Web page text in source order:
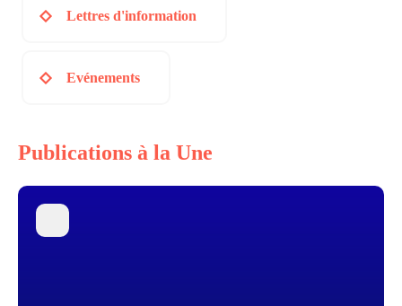
Lettres d'information
Evénements
Publications à la Une